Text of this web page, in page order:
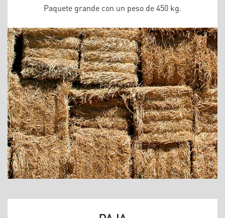
Paquete grande con un peso de 450 kg.